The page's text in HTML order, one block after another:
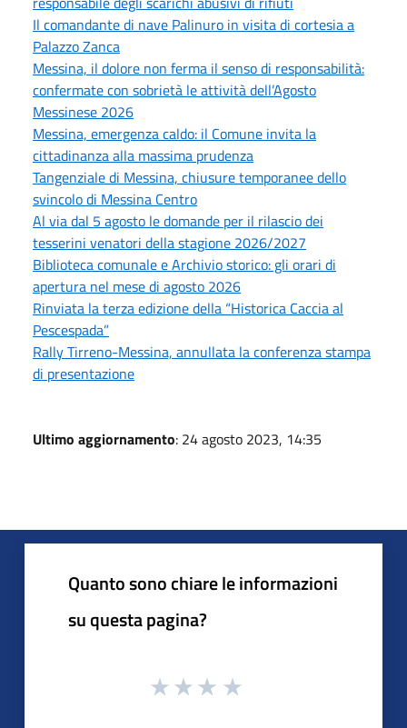
Il comandante di nave Palinuro in visita di cortesia a
Palazzo Zanca
Messina, il dolore non ferma il senso di responsabilità:
confermate con sobrietà le attività dell’Agosto
Messinese 2026
Messina, emergenza caldo: il Comune invita la
cittadinanza alla massima prudenza
Tangenziale di Messina, chiusure temporanee dello
svincolo di Messina Centro
Al via dal 5 agosto le domande per il rilascio dei
tesserini venatori della stagione 2026/2027
Biblioteca comunale e Archivio storico: gli orari di
apertura nel mese di agosto 2026
Rinviata la terza edizione della “Historica Caccia al
Pescespada”
Rally Tirreno-Messina, annullata la conferenza stampa
di presentazione
Ultimo aggiornamento: 24 agosto 2023, 14:35
Quanto sono chiare le informazioni
su questa pagina?